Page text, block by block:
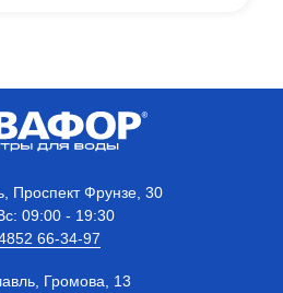
Проспект Фрунзе, 30
09:00 - 19:30
66-34-97
Громова, 13